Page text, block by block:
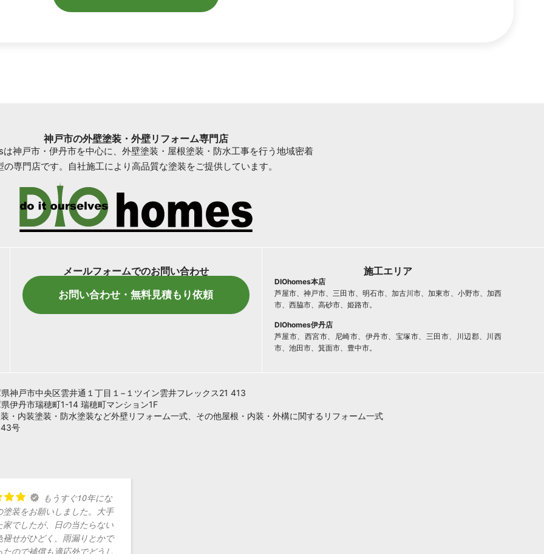
神戸市の外壁塗装・外壁リフォーム専門店
神戸市・伊丹市を中心に、外壁塗装・屋根塗装・防水工事を行う地域密着
の専門店です。自社施工により高品質な塗装をご提供しています。
メールフォームでのお問い合わせ
お問い合わせ・無料見積もり依頼
施工エリア
DIOhomes本店
芦屋市、神戸市、三田市、明石市、加古川市、加東市、小野市、加西
市、西脇市、高砂市、姫路市。
DIOhomes伊丹店
芦屋市、西宮市、尼崎市、伊丹市、宝塚市、三田市、川辺郡、川西
市、池田市、箕面市、豊中市。
神戸市中央区雲井通１丁目１−１ツイン雲井フレックス21 413
伊丹市瑞穂町1-14 瑞穂町マンション1F
・内装塗装・防水塗装など外壁リフォーム一式、その他屋根・内装・外構に関するリフォーム一式
号
もうすぐ10年にな
塗装をお願いしました。大手
家でしたが、日の当たらない
褪せがひどく、雨漏りとかで
たので補償も適応外でどうし